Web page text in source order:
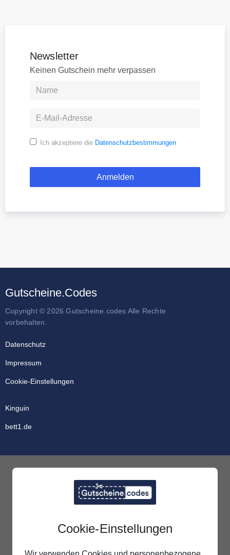
Newsletter
Keinen Gutschein mehr verpassen
Ich akzeptiere die Datenschutzbestimmungen
Gutscheine.Codes
Copyright © 2026 Gutscheine.codes Alle Rechte
vorbehalten.
Datenschutz
Impressum
Cookie-Einstellungen
Kinguin
bett1.de
Cookie-Einstellungen